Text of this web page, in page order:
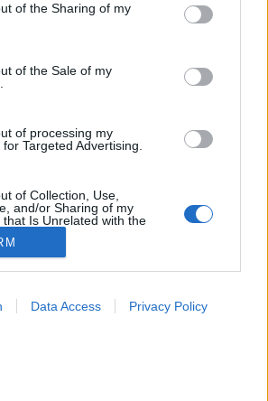
or usage behaviour. You may click to
to Google and its third-party tags to
specified purposes in below Google
of the Sharing of my
of the Sale of my
of processing my
Targeted Advertising.
of Collection, Use,
and/or Sharing of my
that Is Unrelated with the
it was collected.
Data Access Privacy Policy